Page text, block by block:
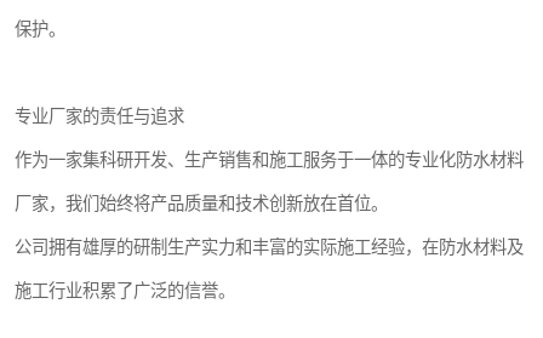
保护。
专业厂家的责任与追求
作为一家集科研开发、生产销售和施工服务于一体的专业化防水材料
厂家，我们始终将产品质量和技术创新放在首位。
公司拥有雄厚的研制生产实力和丰富的实际施工经验，在防水材料及
施工行业积累了广泛的信誉。